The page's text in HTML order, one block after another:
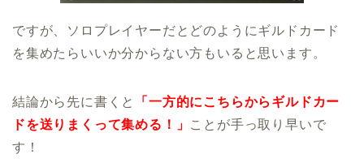
ですが、ソロプレイヤーだとどのようにギルドカード
を集めたらいいか分からない方もいると思います。
結論から先に書くと
「一方的にこちらからギルドカー
ドを送りまくって集める！」 ことが手っ取り早いで
す！